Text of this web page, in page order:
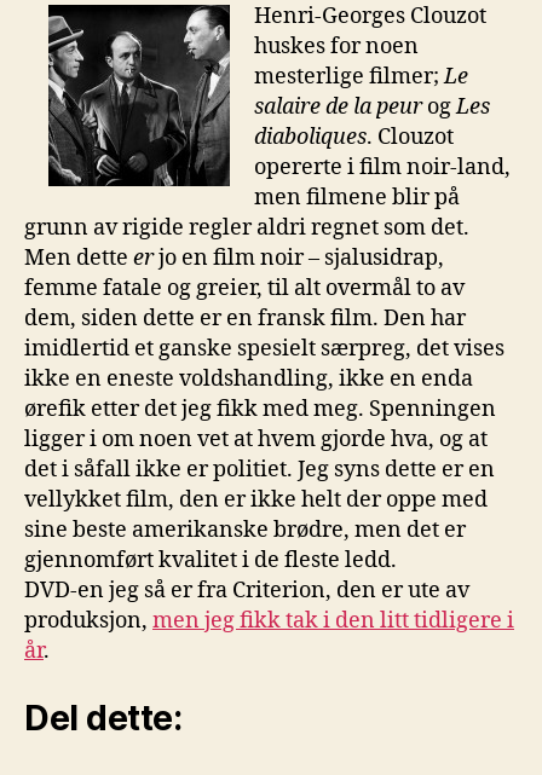
Henri-Georges Clouzot
huskes for noen
mesterlige filmer;Le
salaire de la peurogLes
diaboliques. Clouzot
opererte i film noir-land,
men filmene blir på
grunn av rigide regler aldri regnet som det.
Men dette erjo en film noir – sjalusidrap,
femme fatale og greier, til alt overmål to av
dem, siden dette er en fransk film. Den har
imidlertid et ganske spesielt særpreg, det vises
ikke en eneste voldshandling, ikke en enda
ørefik etter det jeg fikk med meg. Spenningen
ligger i om noen vet at hvem gjorde hva, og at
det i såfall ikke er politiet. Jeg syns dette er en
vellykket film, den er ikke helt der oppe med
sine beste amerikanske brødre, men det er
gjennomført kvalitet i de fleste ledd.
DVD-en jeg så er fra Criterion, den er ute av
produksjon, men jeg fikk tak i den litt tidligere i
år.
Del dette: